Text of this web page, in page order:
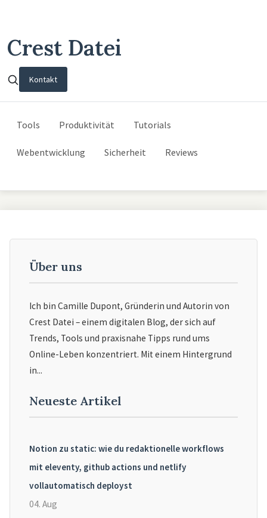
Crest Datei
Kontakt
Tools Produktivität Tutorials
Webentwicklung Sicherheit Reviews
Über uns
Ich bin Camille Dupont, Gründerin und Autorin von
Crest Datei – einem digitalen Blog, der sich auf
Trends, Tools und praxisnahe Tipps rund ums
Online-Leben konzentriert. Mit einem Hintergrund
in...
Neueste Artikel
Notion zu static: wie du redaktionelle workflows
mit eleventy, github actions und netlify
vollautomatisch deployst
04. Aug